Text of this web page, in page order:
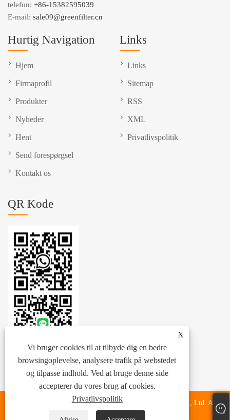
X
Vi bruger cookies til at tilbyde dig en bedre
browsingoplevelse, analysere trafik på webstedet
og tilpasse indhold. Ved at bruge denne side
accepterer du vores brug af cookies.
Privatlivspolitik
telefon: +86-15382595039
E-mail: sale09@greenfilter.cn
Hurtig Navigation
Hjem
Firmaprofil
Produkter
Nyheder
Hent
Send forespørgsel
Kontakt os
Links
Links
Sitemap
RSS
XML
Privatlivspolitik
QR Kode
Copyright © 2024 Zhejiang Zhenhang International Trade Co., Ltd. Alle
rettigheder forbeholdes.